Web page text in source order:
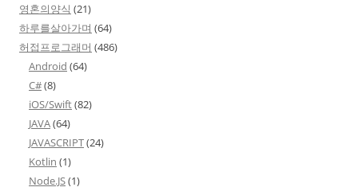
영혼의양식 (21)
하루를살아가며 (64)
허접프로그래머 (486)
Android (64)
C#(8)
iOS/Swift(82)
JAVA(64)
JAVASCRIPT(24)
Kotlin (1)
Node.JS(1)